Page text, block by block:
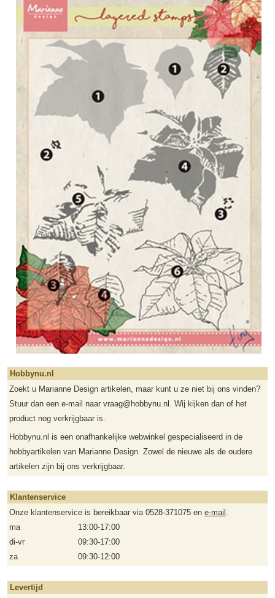
Hobbynu.nl
Zoekt u Marianne Design artikelen, maar kunt u ze niet bij ons vinden?
Stuur dan een e-mail naar vraag@hobbynu.nl. Wij kijken dan of het
product nog verkrijgbaar is.
Hobbynu.nl is een onafhankelijke webwinkel gespecialiseerd in de
hobbyartikelen van Marianne Design. Zowel de nieuwe als de oudere
artikelen zijn bij ons verkrijgbaar.
Klantenservice
Onze klantenservice is bereikbaar via 0528-371075 en e-mail .
ma
13:00-17:00
di-vr
09:30-17:00
za
09:30-12:00
Levertijd